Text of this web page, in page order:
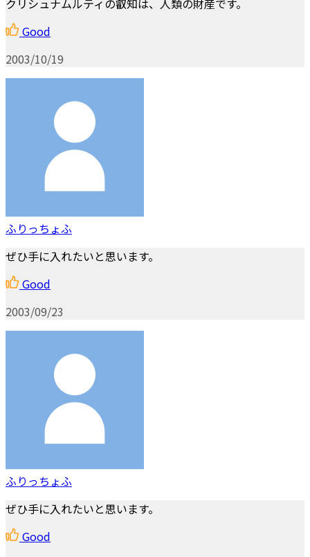
Good
2003/10/19
ふりっちょふ
ぜひ手に入れたいと思います。
Good
2003/09/23
ふりっちょふ
ぜひ手に入れたいと思います。
Good